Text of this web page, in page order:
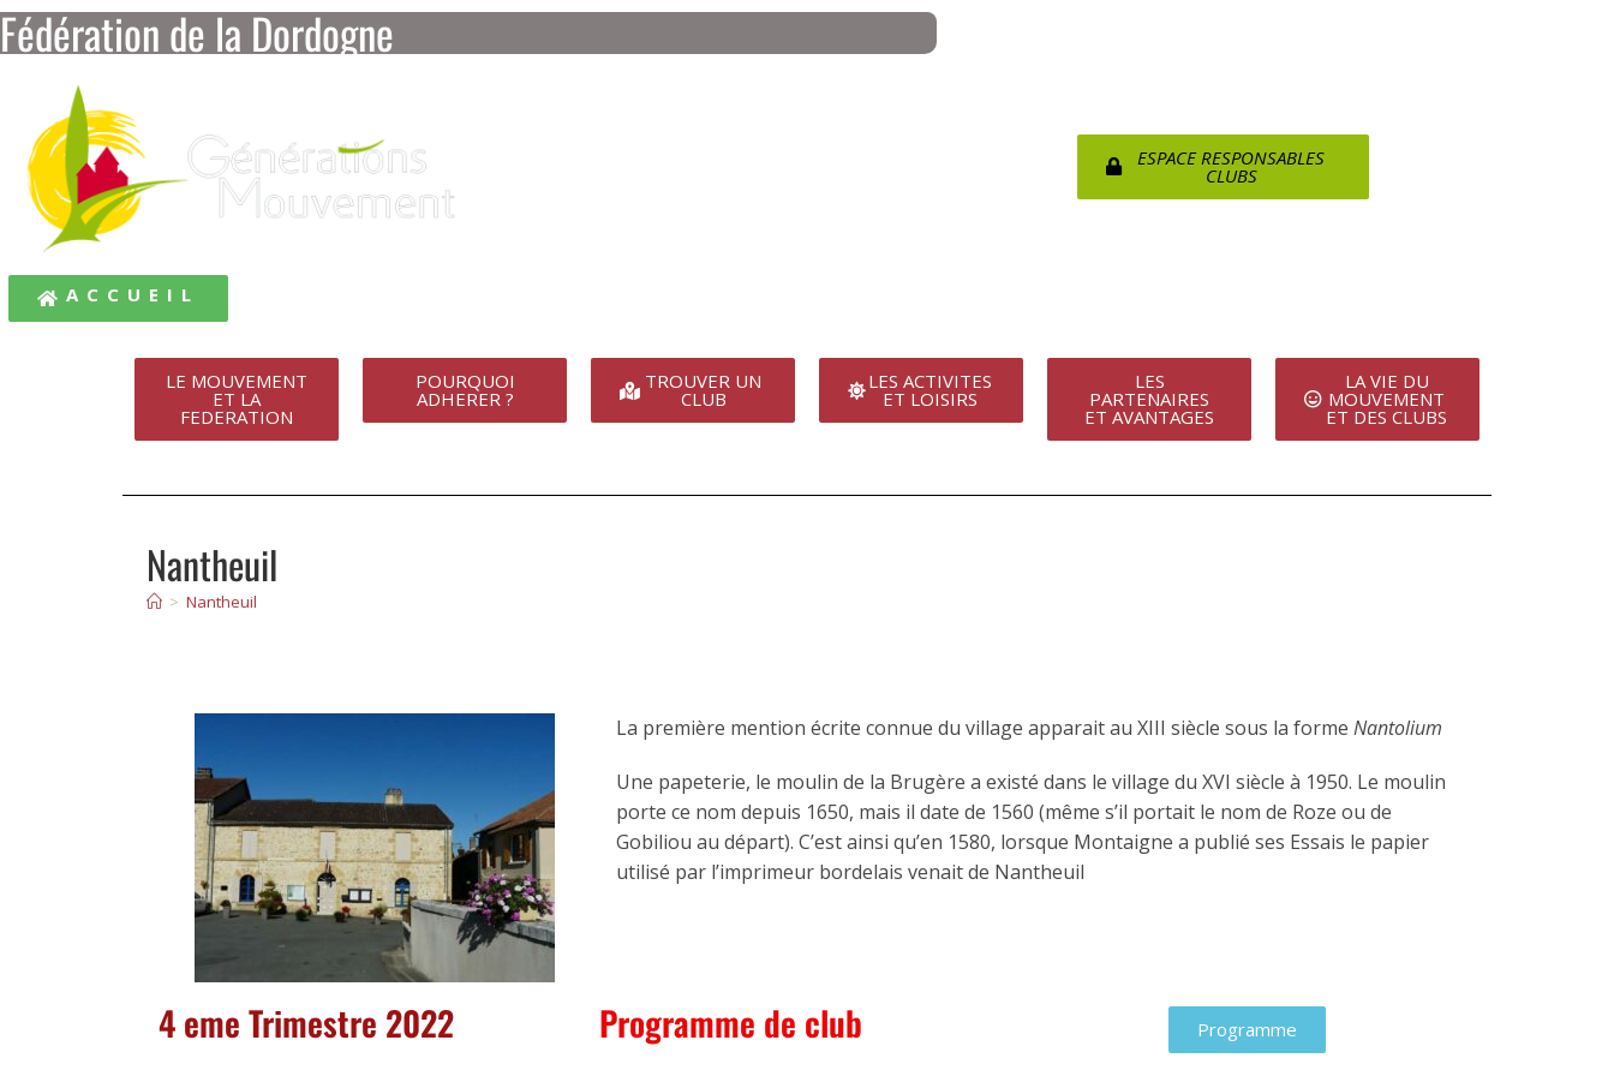
Fédération de la Dordogne
ACCUEIL
ESPACE RESPONSABLES
CLUBS
LE MOUVEMENT
ET LA
FEDERATION
POURQUOI
ADHERER ?
TROUVER UN
CLUB
LES ACTIVITES
ET LOISIRS
LES
PARTENAIRES
ET AVANTAGES
LA VIE DU
MOUVEMENT
ET DES CLUBS
Nantheuil
> Nantheuil
La première mention écrite connue du village apparait au XIII siècle sous la forme Nantolium
Une papeterie, le moulin de la Brugère a existé dans le village du XVI siècle à 1950. Le moulin
porte ce nom depuis 1650, mais il date de 1560 (même s’il portait le nom de Roze ou de
Gobiliou au départ). C’est ainsi qu’en 1580, lorsque Montaigne a publié ses Essais le papier
utilisé par l’imprimeur bordelais venait de Nantheuil
4 eme Trimestre 2022 Programme de club Programme